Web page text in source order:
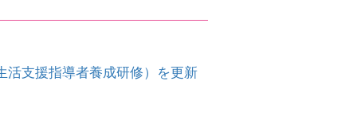
支援指導者養成研修）を更新